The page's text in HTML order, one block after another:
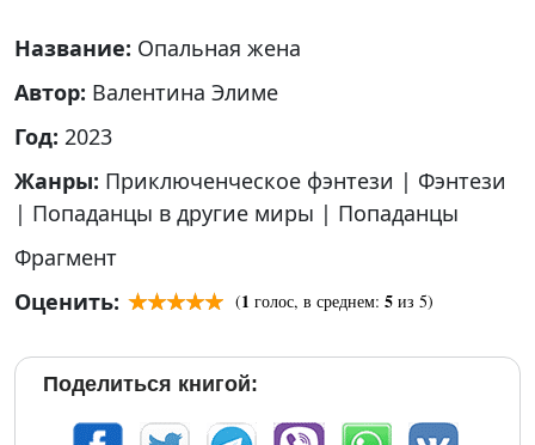
Название: Опальная жена
Автор: Валентина Элиме
Год: 2023
Жанры: Приключенческое фэнтези | Фэнтези
| Попаданцы в другие миры | Попаданцы
Фрагмент
Оценить:
(1 голос, в среднем: 5 из 5)
Поделиться книгой: